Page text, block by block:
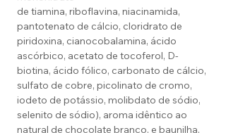
de tiamina, riboflavina, niacinamida,
pantotenato de cálcio, cloridrato de
piridoxina, cianocobalamina, ácido
ascórbico, acetato de tocoferol, D-
biotina, ácido fólico, carbonato de cálcio,
sulfato de cobre, picolinato de cromo,
iodeto de potássio, molibdato de sódio,
selenito de sódio), aroma idêntico ao
natural de chocolate branco, e baunilha,